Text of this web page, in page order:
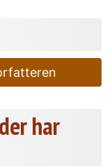
har